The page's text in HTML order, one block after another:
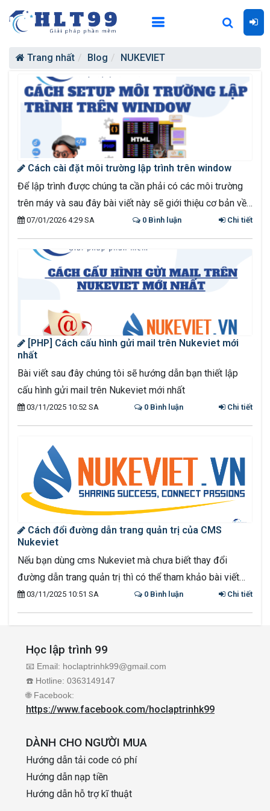
Trang nhất Blog NUKEVIET
Cách cài đặt môi trường lập trình trên window
Để lập trình được chúng ta cần phải có các môi trường
trên máy và sau đây bài viết này sẽ giới thiệu cơ bản về
môi trường trên window
07/01/2026 4:29 SA 0 Bình luận Chi tiết
[PHP] Cách cấu hình gửi mail trên Nukeviet mới
nhất
Bài viết sau đây chúng tôi sẽ hướng dẫn bạn thiết lập
cấu hình gửi mail trên Nukeviet mới nhất
03/11/2025 10:52 SA 0 Bình luận Chi tiết
Cách đổi đường dẫn trang quản trị của CMS
Nukeviet
Nếu bạn dùng cms Nukeviet mà chưa biết thay đổi
đường dẫn trang quản trị thì có thể tham khảo bài viết
dưới đây
03/11/2025 10:51 SA 0 Bình luận Chi tiết
Học lập trình 99
📧 Email: hoclaptrinhk99@gmail.com
☎️ Hotline: 0363149147
🌐 Facebook:
https://www.facebook.com/hoclaptrinhk99
DÀNH CHO NGƯỜI MUA
Hướng dẫn tải code có phí
Hướng dẫn nạp tiền
Hướng dẫn hỗ trợ kĩ thuật